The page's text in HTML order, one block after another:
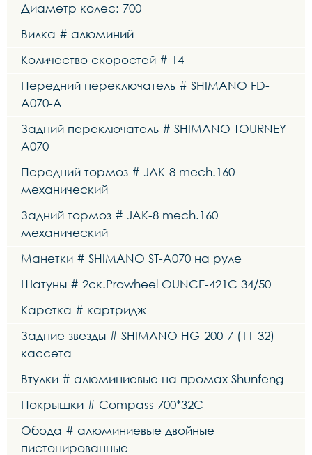
Диаметр колес: 700
Вилка # алюминий
Количество скоростей # 14
Передний переключатель # SHIMANO FD-
A070-A
Задний переключатель # SHIMANO TOURNEY
A070
Передний тормоз # JAK-8 mech.160
механический
Задний тормоз # JAK-8 mech.160
механический
Манетки # SHIMANO ST-A070 на руле
Шатуны # 2ск.Prowheel OUNCE-421C 34/50
Каретка # картридж
Задние звезды # SHIMANO HG-200-7 (11-32)
кассета
Втулки # алюминиевые на промах Shunfeng
Покрышки # Compass 700*32C
Обода # алюминиевые двойные
пистонированные